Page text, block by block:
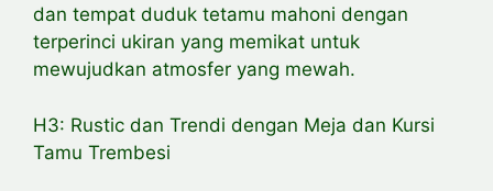
dan tempat duduk tetamu mahoni dengan
terperinci ukiran yang memikat untuk
mewujudkan atmosfer yang mewah.
H3: Rustic dan Trendi dengan Meja dan Kursi
Tamu Trembesi